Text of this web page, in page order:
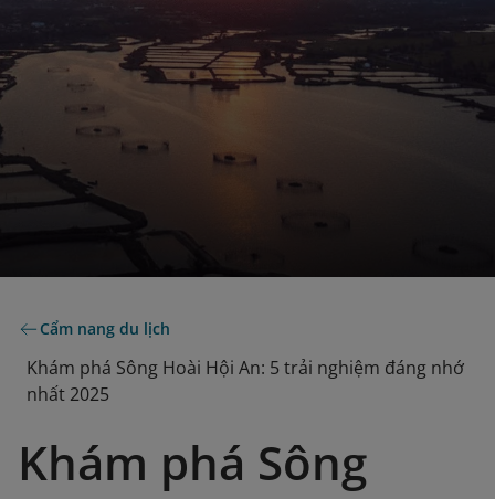
Cẩm nang du lịch
Khám phá Sông Hoài Hội An: 5 trải nghiệm đáng nhớ
nhất 2025
Khám phá Sông